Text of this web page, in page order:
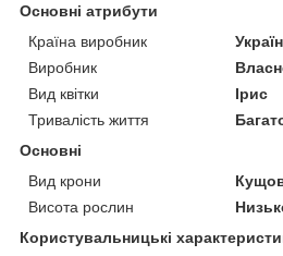
Основні атрибути
Країна виробник
Виробник
Вид квітки
Ірис
Тривалість життя
Основні
Вид крони
Висота рослин
Користувальницькі